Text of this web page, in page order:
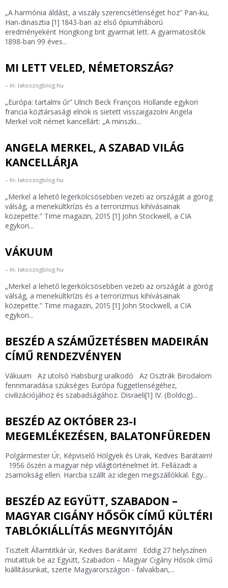
„A harmónia áldást, a viszály szerencsétlenséget hoz” Pan-ku,
Han-dinasztia [1] 1843-ban az első ópiumháború
eredményeként Hongkong brit gyarmat lett. A gyarmatosítók
1898-ban 99 éves...
MI LETT VELED, NÉMETORSZÁG?
In: latoszogblog.hu
„Európa: tartalmi űr” Ulrich Beck François Hollande egykori
francia köztársasági elnök is sietett visszaigazolni Angela
Merkel volt német kancellárt: „A minszki...
ANGELA MERKEL, A SZABAD VILÁG
KANCELLÁRJA
In: latoszogblog.hu
„Merkel a lehető legerkölcsösebben vezeti az országát a görög
válság, a menekültkrízis és a terrorizmus kihívásainak
közepette.” Time magazin, 2015 [1] John Stockwell, a CIA
egykori...
VÁKUUM
In: latoszogblog.hu
„Merkel a lehető legerkölcsösebben vezeti az országát a görög
válság, a menekültkrízis és a terrorizmus kihívásainak
közepette.” Time magazin, 2015 [1] John Stockwell, a CIA
egykori...
BESZÉD A SZÁMŰZETÉSBEN MADEIRÁN
CÍMŰ RENDEZVÉNYEN
Vákuum Az utolsó Habsburg uralkodó Az Osztrák Birodalom
fennmaradása szükséges Európa függetlenségéhez,
civilizációjához és szabadságához. Disraeli[1] IV. (Boldog)...
BESZÉD AZ OKTÓBER 23-I
MEGEMLÉKEZÉSEN, BALATONFÜREDEN
Polgármester Úr, Képviselő Hölgyek és Urak, Kedves Barátaim!
1956 őszén a magyar nép világtörténelmet írt. Fellázadt a
zsarnokság ellen. Harcba szállt az idegen megszállókkal. Egy...
BESZÉD AZ EGYÜTT, SZABADON –
MAGYAR CIGÁNY HŐSÖK CÍMŰ KÜLTÉRI
TABLÓKIÁLLÍTÁS MEGNYITÓJÁN
Tisztelt Államtitkár úr, Kedves Barátaim! Eddig 27 helyszínen
mutattuk be az Együtt, Szabadon – Magyar Cigány Hősök című
kiállításunkat, szerte Magyarországon - falvakban,...